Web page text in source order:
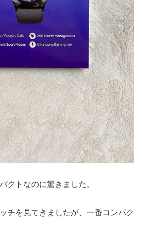
クトなのに驚きました。
チを見てきましたが、一番コンパク